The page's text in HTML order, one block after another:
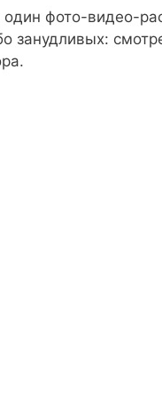
фото-видео-
занудливых: